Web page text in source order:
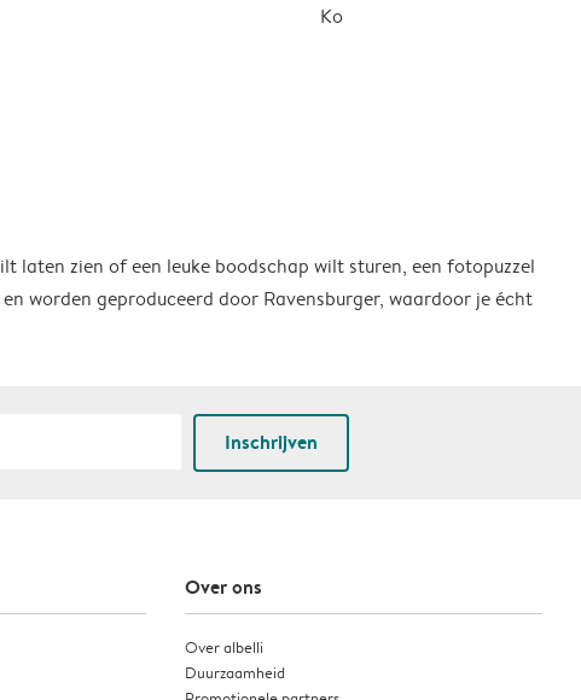
Ko
laten zien of een leuke boodschap wilt sturen, een fotopuzzel
worden geproduceerd door Ravensburger, waardoor je écht
Inschrijven
Over ons
Over albelli
Duurzaamheid